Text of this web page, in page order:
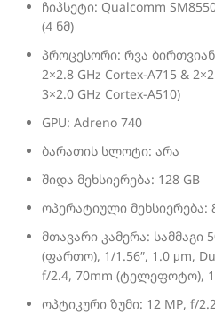
ჩიპსეტი: Qualcomm
(4 ნმ)
პროცესორი: რვა
2×2.8 GHz Cortex-A715 &
3×2.0 GHz Cortex-A510)
GPU: Adreno 740
ბარათის სლოტი: არა
შიდა მეხსიერება: 128 GB
ოპერატიული მეხსიერება:
მთავარი კამერა: სამმაგი
(ფართო), 1/1.56″, 1.0 μm,
f/2.4, 70mm (ტელეფოტო), 1/
ოპტიკური ზუმი: 12 MP, f/